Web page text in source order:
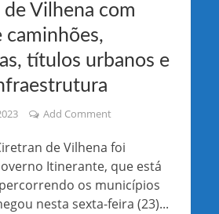
Vilhena com
caminhões,
títulos urbanos e
Add Comment
de Vilhena foi
Itinerante, que está
os municípios
nesta sexta-feira (23)...